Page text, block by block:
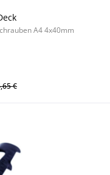
A4 4x40mm
€